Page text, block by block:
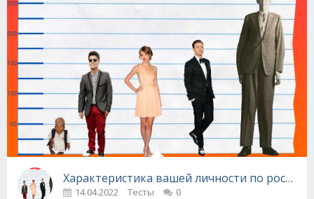
Характеристика вашей личности по росту -
14.04.2022 Тесты 0